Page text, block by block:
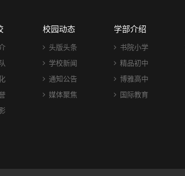
校园动态
头版头条
学校新闻
通知公告
媒体聚焦
学部介绍
书院小学
精品初中
博雅高中
国际教育